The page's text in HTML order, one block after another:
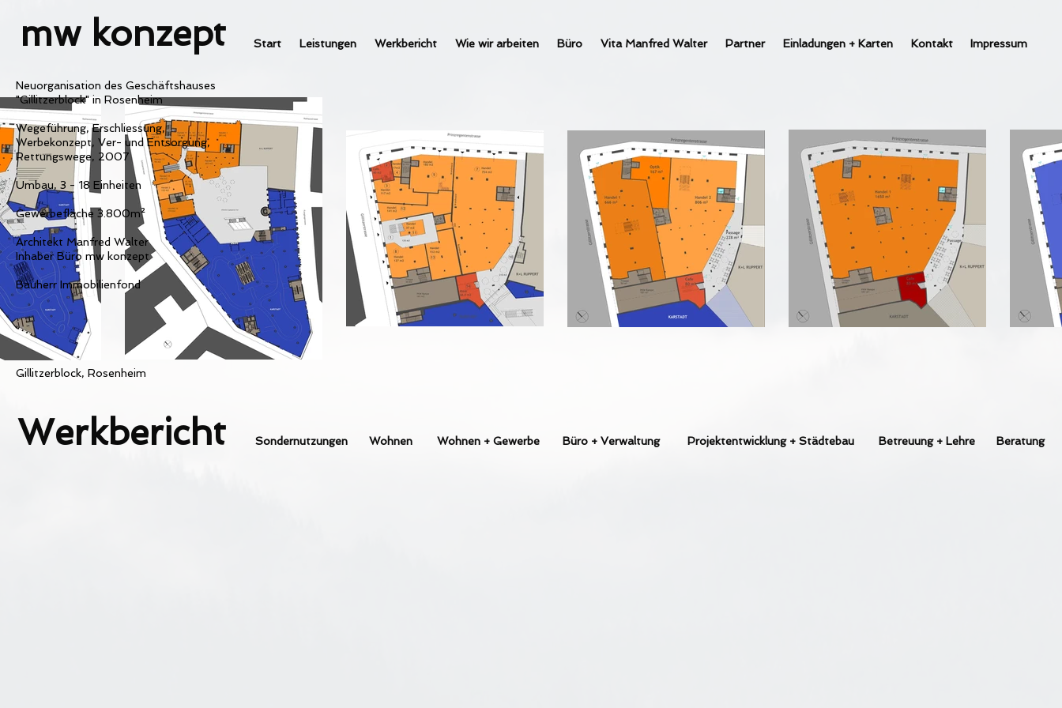
Start Leistungen Werkbericht Wie wir arbeiten Büro Vita Manfred Walter Partner Einladungen + Karten Kontakt Impressum
mw konzept
Neuorganisation des Geschäftshauses
"Gillitzerblock" in Rosenheim
Wegeführung, Erschliessung,
Werbekonzept, Ver- und Entsorgung,
Rettungswege, 2007
Umbau, 3 - 18 Einheiten
Gewerbefläche 3.800m²
Architekt Manfred Walter
Inhaber Büro mw konzept
Bauherr Immobilienfond
Gillitzerblock, Rosenheim
Werkbericht Sondernutzungen Wohnen Wohnen + Gewerbe Büro + Verwaltung Projektentwicklung + Städtebau Betreuung + Lehre Beratung